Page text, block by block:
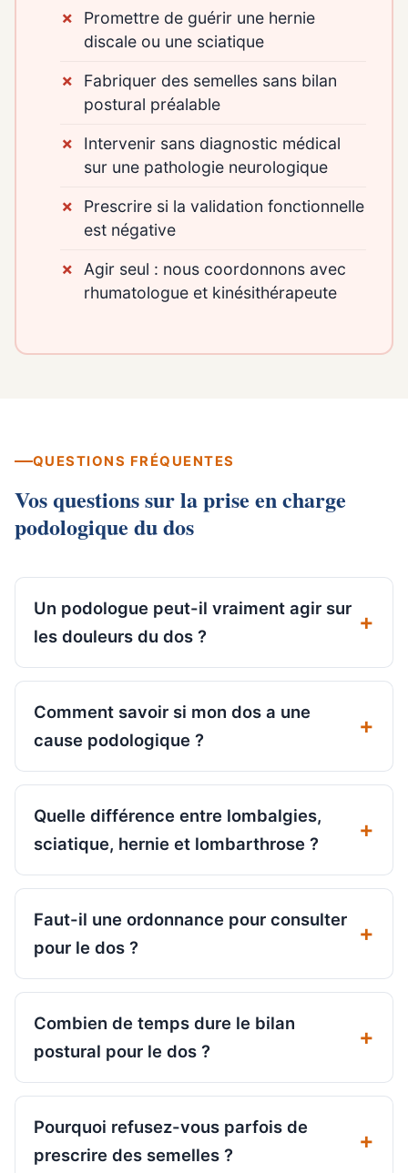
Promettre de guérir une hernie
discale ou une sciatique
Fabriquer des semelles sans bilan
postural préalable
Intervenir sans diagnostic médical
sur une pathologie neurologique
Prescrire si la validation fonctionnelle
est négative
Agir seul : nous coordonnons avec
rhumatologue et kinésithérapeute
QUESTIONS FRÉQUENTES
Vos questions sur la prise en charge
podologique du dos
Un podologue peut-il vraiment agir sur
les douleurs du dos ?
Comment savoir si mon dos a une
cause podologique ?
Quelle différence entre lombalgies,
sciatique, hernie et lombarthrose ?
Faut-il une ordonnance pour consulter
pour le dos ?
Combien de temps dure le bilan
postural pour le dos ?
Pourquoi refusez-vous parfois de
prescrire des semelles ?